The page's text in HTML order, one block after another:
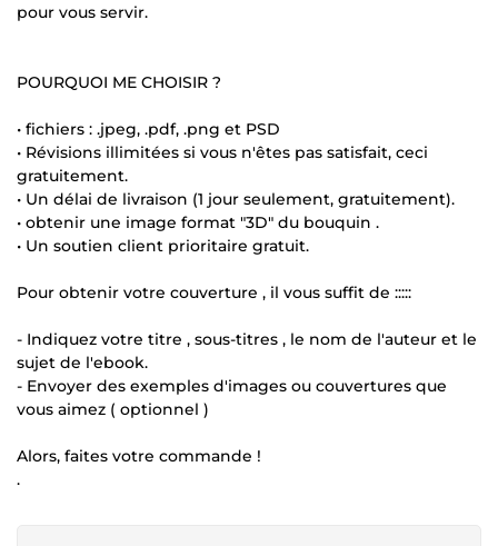
pour vous servir.
POURQUOI ME CHOISIR ?
• fichiers : .jpeg, .pdf, .png et PSD
• Révisions illimitées si vous n'êtes pas satisfait, ceci
gratuitement.
• Un délai de livraison (1 jour seulement, gratuitement).
• obtenir une image format "3D" du bouquin .
• Un soutien client prioritaire gratuit.
Pour obtenir votre couverture , il vous suffit de :::::
- Indiquez votre titre , sous-titres , le nom de l'auteur et le
sujet de l'ebook.
- Envoyer des exemples d'images ou couvertures que
vous aimez ( optionnel )
Alors, faites votre commande !
.